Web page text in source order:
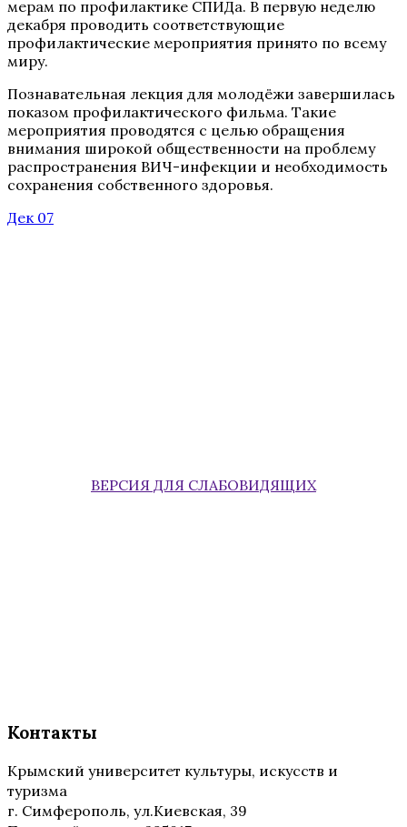
мерам по профилактике СПИДа. В первую неделю
декабря проводить соответствующие
профилактические мероприятия принято по всему
миру.
Познавательная лекция для молодёжи завершилась
показом профилактического фильма. Такие
мероприятия проводятся с целью обращения
внимания широкой общественности на проблему
распространения ВИЧ-инфекции и необходимость
сохранения собственного здоровья.
Дек 07
ВЕРСИЯ ДЛЯ СЛАБОВИДЯЩИХ
Контакты
Крымский университет культуры, искусств и
туризма
г. Симферополь, ул.Киевская, 39